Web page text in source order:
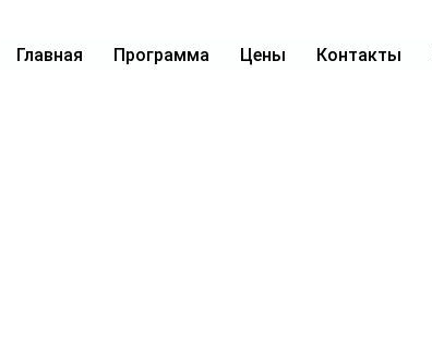
Главная Программа Цены Контакты